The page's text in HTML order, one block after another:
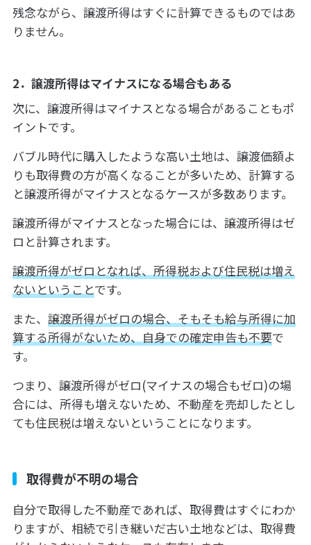
残念ながら、譲渡所得はすぐに計算できるものではあ
りません。
2．譲渡所得はマイナスになる場合もある
次に、譲渡所得はマイナスとなる場合があることもポ
イントです。
バブル時代に購入したような高い土地は、譲渡価額よ
りも取得費の方が高くなることが多いため、計算する
と譲渡所得がマイナスとなるケースが多数あります。
譲渡所得がマイナスとなった場合には、譲渡所得はゼ
ロと計算されます。
譲渡所得がゼロとなれば、所得税および住民税は増え
ないということです。
また、 譲渡所得がゼロの場合、そもそも給与所得に加
算する所得がないため、自身での確定申告も不要で
す。
つまり、譲渡所得がゼロ(マイナスの場合もゼロ)の場
合には、所得も増えないため、不動産を売却したとし
ても住民税は増えないということになります。
取得費が不明の場合
自分で取得した不動産であれば、取得費はすぐにわか
りますが、相続で引き継いだ古い土地などは、取得費